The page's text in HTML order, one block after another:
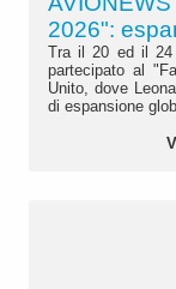
2026":
Tra il 20 ed il 24
partecipato al
Unito, dove
di espansione